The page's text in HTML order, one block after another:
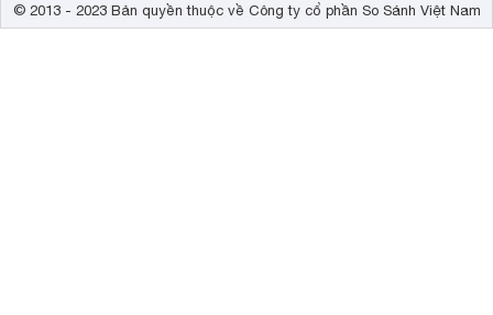
© 2013 - 2023 Bản quyền thuộc về Công ty cổ phần So Sánh Việt Nam